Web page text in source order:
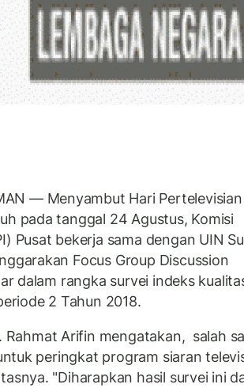
— Menyambut Hari Pertelevisian
pada tanggal 24 Agustus, Komisi
Pusat bekerja sama dengan UIN
Focus Group Discussion
dalam rangka survei indeks
2 Tahun 2018.
Rahmat Arifin mengatakan, salah
peringkat program siaran
"Diharapkan hasil survei ini